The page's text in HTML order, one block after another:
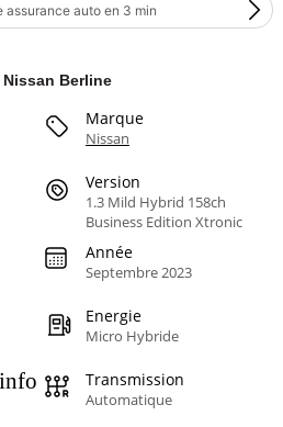
assurance auto en 3 min
Berline
Marque
Nissan
Version
1.3 Mild Hybrid 158ch
Business Edition Xtronic
Année
Septembre 2023
Energie
Micro Hybride
info Transmission
Automatique